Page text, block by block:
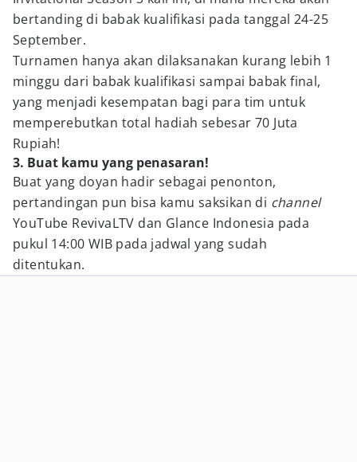
bertanding di babak kualifikasi pada tanggal 24-25
September.
Turnamen hanya akan dilaksanakan kurang lebih 1
minggu dari babak kualifikasi sampai babak final,
yang menjadi kesempatan bagi para tim untuk
memperebutkan total hadiah sebesar 70 Juta
Rupiah!
3. Buat kamu yang penasaran!
Buat yang doyan hadir sebagai penonton,
pertandingan pun bisa kamu saksikan di channel
YouTube RevivaLTV dan Glance Indonesia pada
pukul 14:00 WIB pada jadwal yang sudah
ditentukan.